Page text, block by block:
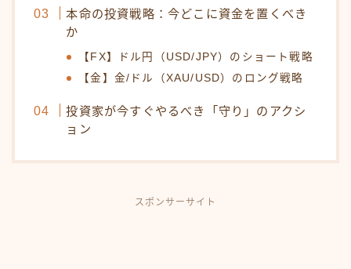
本命の投資戦略：今どこに資金を置くべき
か
【FX】ドル円（USD/JPY）のショート戦略
【金】金/ドル（XAU/USD）のロング戦略
投資家が今すぐやるべき「守り」のアクシ
ョン
スポンサーサイト